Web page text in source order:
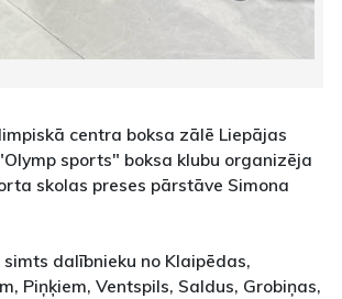
centra boksa zālē Liepājas
sports" boksa klubu organizēja
skolas preses pārstāve Simona
dalībnieku no Klaipēdas,
Piņķiem, Ventspils, Saldus, Grobiņas,